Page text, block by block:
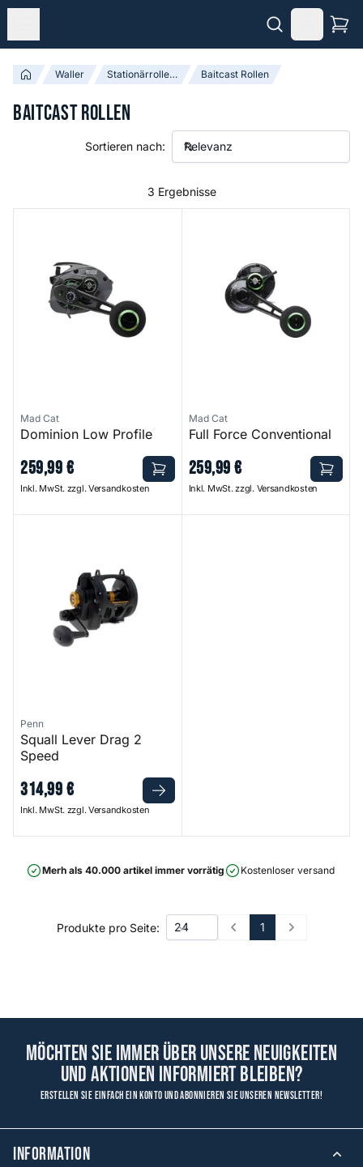
Waller Stationärrollen & Baitcast Rollen Baitcast Rollen
Baitcast Rollen
3 Ergebnisse
Sortieren nach:
Mad Cat
Dominion Low Profile
259,99€
Inkl. MwSt. zzgl. Versandkosten
Mad Cat
Full Force Conventional
259,99€
Inkl. MwSt. zzgl. Versandkosten
Penn
Squall Lever Drag 2
Speed
314,99€
Inkl. MwSt. zzgl. Versandkosten
Merh als 40.000 artikel immer vorrätig Kostenloser versand ab
Produkte pro Seite: Prev 1 Next
Möchten Sie immer über unsere Neuigkeiten
und Aktionen informiert bleiben?
Erstellen Sie einfach ein Konto und abonnieren Sie unseren Newsletter!
Information